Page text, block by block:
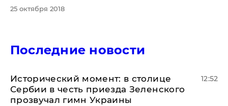
25 октября 2018
Последние новости
Исторический момент: в столице
Сербии в честь приезда Зеленского
прозвучал гимн Украины
12:52